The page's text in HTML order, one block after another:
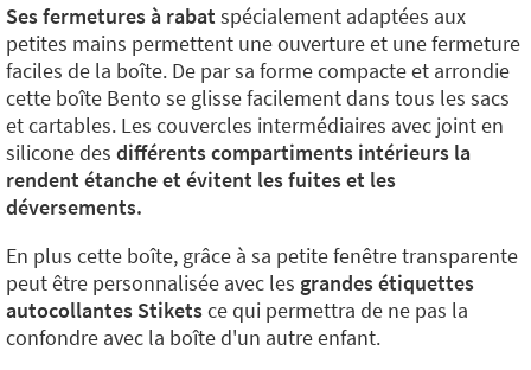
Ses fermetures à rabat spécialement adaptées aux
petites mains permettent une ouverture et une fermeture
faciles de la boîte. De par sa forme compacte et arrondie
cette boîte Bento se glisse facilement dans tous les sacs
et cartables. Les couvercles intermédiaires avec joint en
silicone des différents compartiments intérieurs la
rendent étanche et évitent les fuites et les
déversements.
En plus cette boîte, grâce à sa petite fenêtre transparente
peut être personnalisée avec les grandes étiquettes
autocollantes Stiketsce qui permettra de ne pas la
confondre avec la boîte d'un autre enfant.